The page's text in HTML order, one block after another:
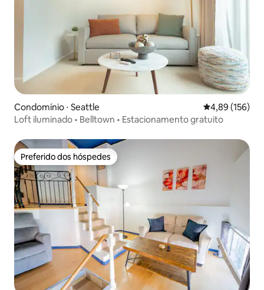
Condomínio ⋅ Seattle 4,89 de uma
4,89 (156)
Loft iluminado • Belltown • Estacionamento gratuito
Preferido dos hóspedes
Preferido dos hóspedes